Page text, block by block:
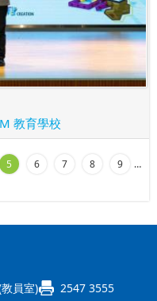
教育學校
5 6 7 8 9 …
員室)
2547 3555